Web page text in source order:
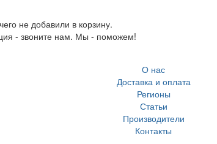
не добавили в корзину.
- звоните нам. Мы - поможем!
О нас
Доставка и оплата
Регионы
Статьи
Производители
Контакты